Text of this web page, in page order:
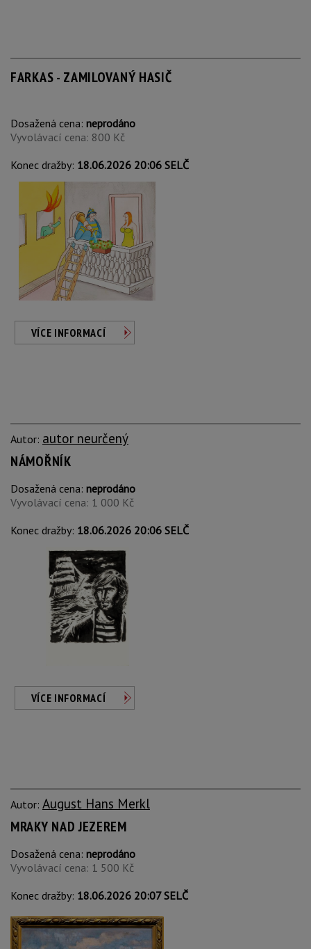
FARKAS - ZAMILOVANÝ HASIČ
Dosažená cena: neprodáno
Vyvolávací cena: 800 Kč
Konec dražby: 18.06.2026 20:06 SELČ
VÍCE INFORMACÍ
Autor: autor neurčený
NÁMOŘNÍK
Dosažená cena: neprodáno
Vyvolávací cena: 1 000 Kč
Konec dražby: 18.06.2026 20:06 SELČ
VÍCE INFORMACÍ
Autor: August Hans Merkl
MRAKY NAD JEZEREM
Dosažená cena: neprodáno
Vyvolávací cena: 1 500 Kč
Konec dražby: 18.06.2026 20:07 SELČ